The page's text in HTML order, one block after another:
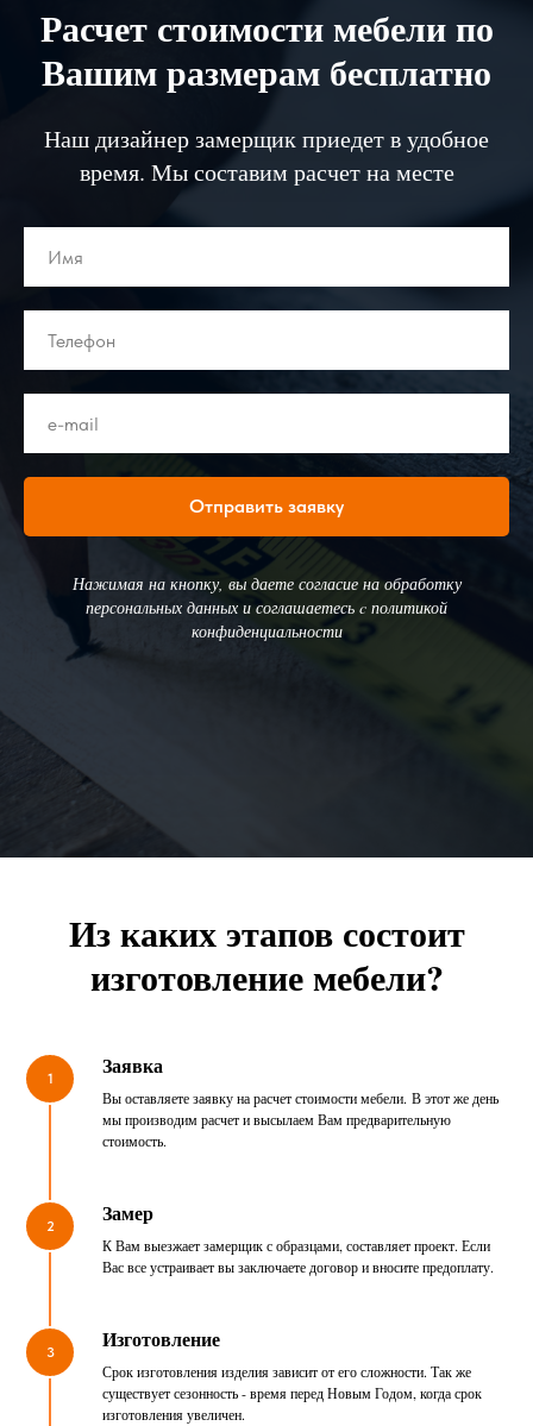
Расчет стоимости мебели по
Вашим размерам бесплатно
Наш дизайнер замерщик приедет в удобное
время. Мы составим расчет на месте
Отправить заявку
Нажимая на кнопку, вы даете согласие на обработку
персональных данных и соглашаетесь c политикой
конфиденциальности
Из каких этапов состоит
изготовление мебели?
1 Заявка
Вы оставляете заявку на расчет стоимости мебели. В этот же день
мы производим расчет и высылаем Вам предварительную
стоимость.
2 Замер
К Вам выезжает замерщик с образцами, составляет проект. Если
Вас все устраивает вы заключаете договор и вносите предоплату.
3 Изготовление
Срок изготовления изделия зависит от его сложности. Так же
существует сезонность - время перед Новым Годом, когда срок
изготовления увеличен.